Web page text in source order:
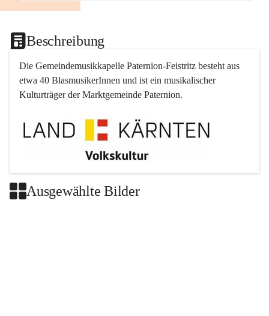
Beschreibung
Die Gemeindemusikkapelle Paternion-Feistritz besteht aus
etwa 40 BlasmusikerInnen und ist ein musikalischer
Kulturträger der Marktgemeinde Paternion.
Ausgewählte Bilder